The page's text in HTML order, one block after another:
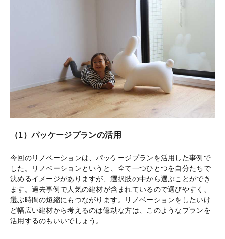
（1）パッケージプランの活用
今回のリノベーションは、パッケージプランを活用した事例で
した。リノベーションというと、全て一つひとつを自分たちで
決めるイメージがありますが、選択肢の中から選ぶことができ
ます。過去事例で人気の建材が含まれているので選びやすく、
選ぶ時間の短縮にもつながります。リノベーションをしたいけ
ど幅広い建材から考えるのは億劫な方は、このようなプランを
活用するのもいいでしょう。